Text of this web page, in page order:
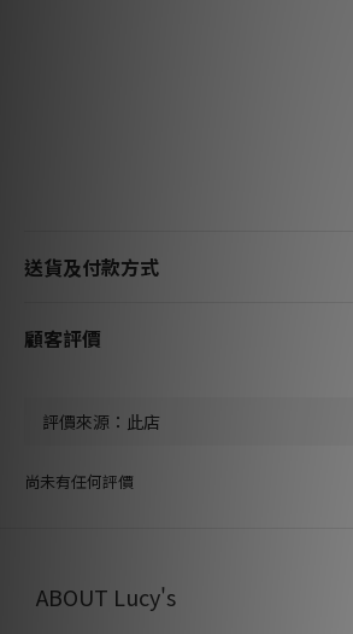
送貨及付款方式
顧客評價
尚未有任何評價
ABOUT Lucy's